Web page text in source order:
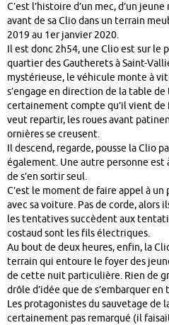
C’est l’histoire d’un mec, d’un
avant de sa Clio dans un terrain
2019 au 1er janvier 2020.
Il est donc 2h54, une Clio est sur le
quartier des Gautherets à Saint-
mystérieuse, le véhicule monte à
s’engage en direction de la table
certainement compte qu’il vient de
veut repartir, les roues avant
ornières se creusent.
Il descend, regarde, pousse la Clio
également. Une autre personne est
de s’en sortir seul.
C’est le moment de faire appel à
avec sa voiture. Pas de corde,
les tentatives succèdent aux
costaud sont les fils électriques.
Au bout de deux heures, enfin, la
terrain qui entoure le foyer des
de cette nuit particulière. Rien de
drôle d’idée que de s’embarquer
Les protagonistes du sauvetage de
certainement pas remarqué (il